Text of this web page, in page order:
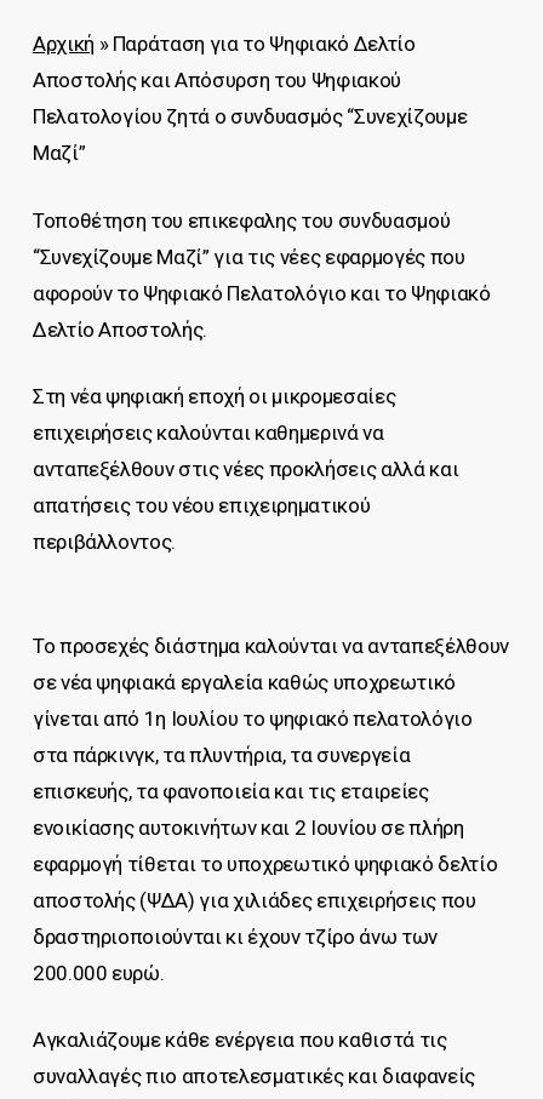
Αρχική » Παράταση για το Ψηφιακό Δελτίο
Αποστολής και Απόσυρση του Ψηφιακού
Πελατολογίου ζητά ο συνδυασμός “Συνεχίζουμε
Μαζί”
Τοποθέτηση του επικεφαλης του συνδυασμού
“Συνεχίζουμε Μαζί” για τις νέες εφαρμογές που
αφορούν το Ψηφιακό Πελατολόγιο και το Ψηφιακό
Δελτίο Αποστολής.
Στη νέα ψηφιακή εποχή οι μικρομεσαίες
επιχειρήσεις καλούνται καθημερινά να
ανταπεξέλθουν στις νέες προκλήσεις αλλά και
απατήσεις του νέου επιχειρηματικού
περιβάλλοντος.
Το προσεχές διάστημα καλούνται να ανταπεξέλθουν
σε νέα ψηφιακά εργαλεία καθώς υποχρεωτικό
γίνεται από 1η Ιουλίου το ψηφιακό πελατολόγιο
στα πάρκινγκ, τα πλυντήρια, τα συνεργεία
επισκευής, τα φανοποιεία και τις εταιρείες
ενοικίασης αυτοκινήτων και 2 Ιουνίου σε πλήρη
εφαρμογή τίθεται το υποχρεωτικό ψηφιακό δελτίο
αποστολής (ΨΔΑ) για χιλιάδες επιχειρήσεις που
δραστηριοποιούνται κι έχουν τζίρο άνω των
200.000 ευρώ.
Αγκαλιάζουμε κάθε ενέργεια που καθιστά τις
συναλλαγές πιο αποτελεσματικές και διαφανείς